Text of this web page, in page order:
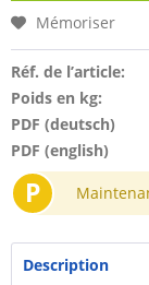
Mémoriser
Réf. de l’article:
Poids en kg:
PDF (deutsch)
PDF (english)
P
Description